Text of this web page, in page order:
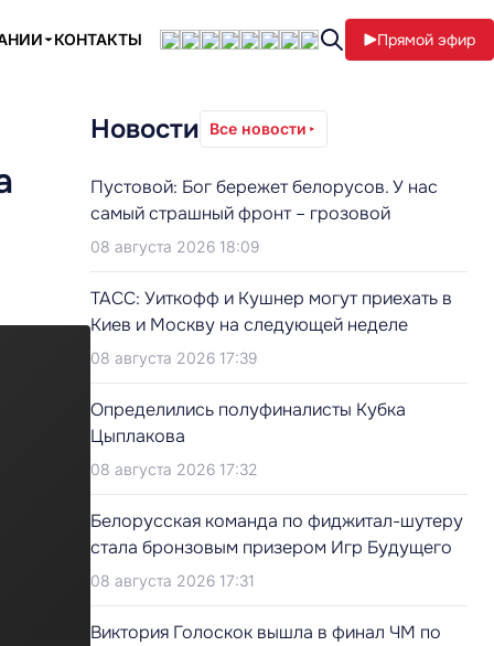
КОНТАКТЫ Прямой эфир
Новости Все новости
Пустовой: Бог бережет белорусов. У нас
самый страшный фронт – грозовой
08 августа 2026 18:09
ТАСС: Уиткофф и Кушнер могут приехать в
Киев и Москву на следующей неделе
08 августа 2026 17:39
Определились полуфиналисты Кубка
Цыплакова
08 августа 2026 17:32
Белорусская команда по фиджитал-шутеру
стала бронзовым призером Игр Будущего
08 августа 2026 17:31
Виктория Голоскок вышла в финал ЧМ по